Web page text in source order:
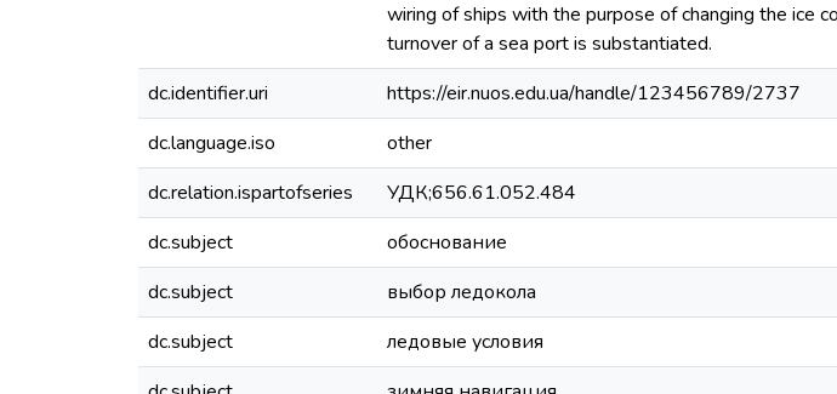
wiring of ships with the purpose of changing the ice
turnover of a sea port is substantiated.
dc.identifier.uri
https://eir.nuos.edu.ua/handle/123456789/2737
dc.language.iso
other
dc.relation.ispartofseries
УДК;656.61.052.484
dc.subject
обоснование
dc.subject
выбор ледокола
dc.subject
ледовые условия